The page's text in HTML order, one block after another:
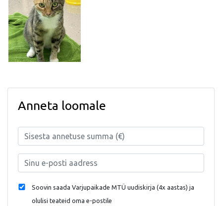
Anneta loomale
Soovin saada Varjupaikade MTÜ uudiskirja (4x aastas) ja
olulisi teateid oma e-postile